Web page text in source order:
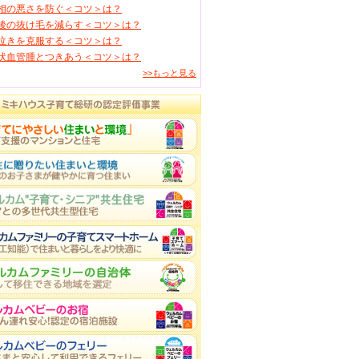
の悪さを防ぐ＜コツ＞は？
の抜け毛を減らす＜コツ＞は？
きを克服する＜コツ＞は？
血管腫とつきあう＜コツ＞は？
>>もっと見る